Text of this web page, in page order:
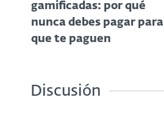
gamificadas: por qué
nunca debes pagar para
que te paguen
Discusión